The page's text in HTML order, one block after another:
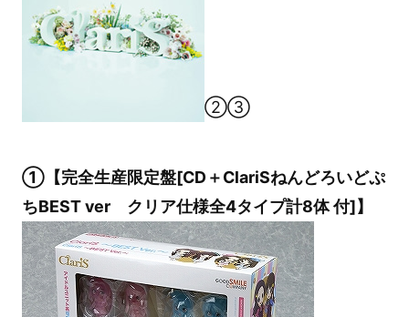
②③
①【完全生産限定盤[CD＋ClariSねんどろいどぷ
ちBEST ver クリア仕様全4タイプ計8体 付]】